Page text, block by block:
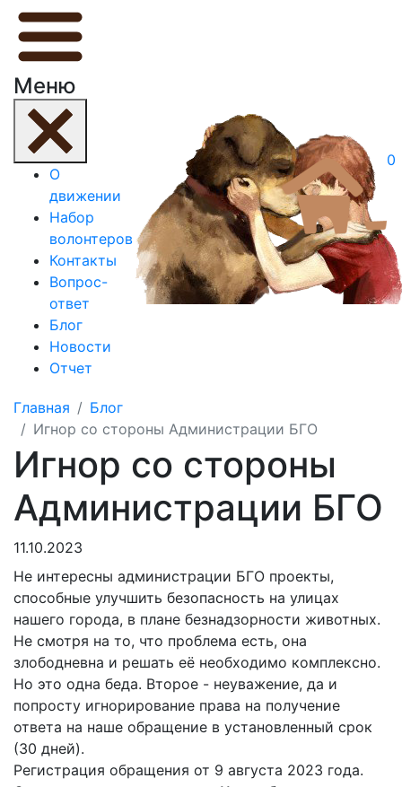
Меню
О
движении
Набор
волонтеров
Контакты
Вопрос-
ответ
Блог
Новости
Отчет
0
Главная
Блог
Игнор со стороны Администрации БГО
Игнор со стороны
Администрации БГО
11.10.2023
Не интересны администрации БГО проекты,
способные улучшить безопасность на улицах
нашего города, в плане безнадзорности животных.
Не смотря на то, что проблема есть, она
злободневна и решать её необходимо комплексно.
Но это одна беда. Второе - неуважение, да и
попросту игнорирование права на получение
ответа на наше обращение в установленный срок
(30 дней).
Регистрация обращения от 9 августа 2023 года.